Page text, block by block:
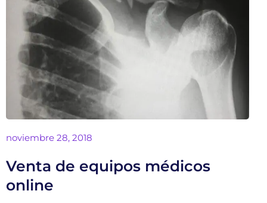
noviembre 28, 2018
Venta de equipos médicos
online